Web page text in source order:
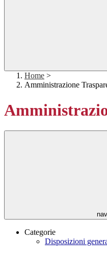
Home >
Amministrazione
Categorie
Disposizioni